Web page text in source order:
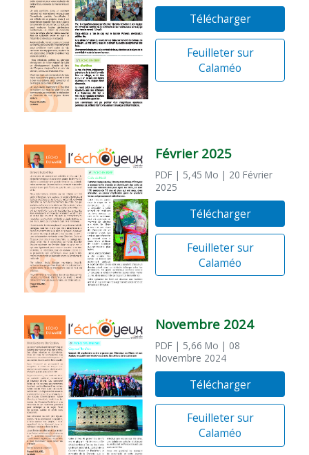
Télécharger
Feuilleter sur
Calaméo
Février 2025
PDF | 5,45 Mo | 20 Février
2025
Télécharger
Feuilleter sur
Calaméo
Novembre 2024
PDF | 5,66 Mo | 08
Novembre 2024
Télécharger
Feuilleter sur
Calaméo